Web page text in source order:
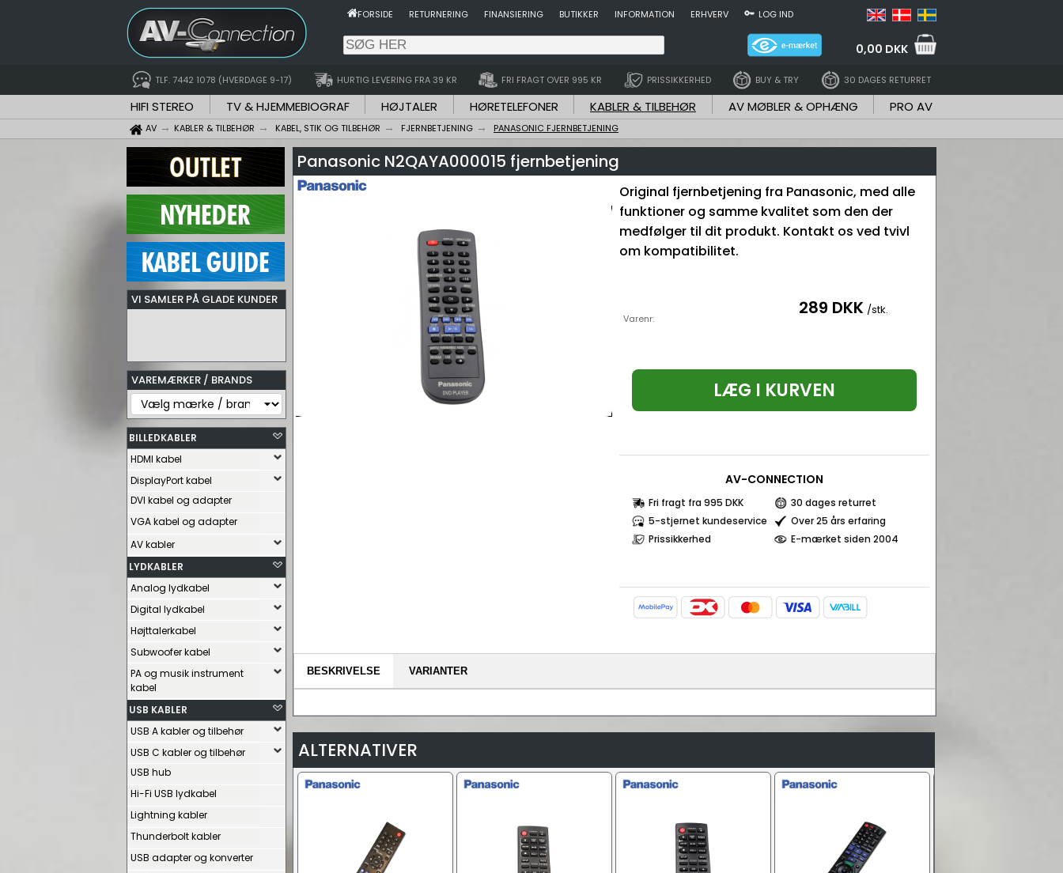
FORSIDE RETURNERING FINANSIERING BUTIKKER INFORMATION ERHVERV LOG IND
0,00 DKK
TLF. 7442 1078 (HVERDAGE 9-17) HURTIG LEVERING FRA 39 KR FRI FRAGT OVER 995 KR PRISSIKKERHED BUY & TRY 30 DAGES RETURRET
HIFI STEREO TV & HJEMMEBIOGRAF HØJTALER HØRETELEFONER KABLER & TILBEHØR AV MØBLER & OPHÆNG PRO AV
AV KABLER & TILBEHØR KABEL, STIK OG TILBEHØR FJERNBETJENING PANASONIC FJERNBETJENING
VI SAMLER PÅ GLADE KUNDER
VAREMÆRKER / BRANDS
BILLEDKABLER
HDMI kabel
DisplayPort kabel
DVI kabel og adapter
VGA kabel og adapter
AV kabler
LYDKABLER
Analog lydkabel
Digital lydkabel
Højttalerkabel
Subwoofer kabel
PA og musik instrument
kabel
USB KABLER
USB A kabler og tilbehør
USB C kabler og tilbehør
USB hub
Hi-Fi USB lydkabel
Lightning kabler
Thunderbolt kabler
USB adapter og konverter
Panasonic N2QAYA000015 fjernbetjening
Original fjernbetjening fra Panasonic, med alle
funktioner og samme kvalitet som den der
medfølger til dit produkt. Kontakt os ved tvivl
om kompatibilitet.
Varenr: 289 DKK /stk.
LÆG I KURVEN
AV-CONNECTION
Fri fragt fra 995 DKK
30 dages returret
5-stjernet kundeservice
Over 25 års erfaring
Prissikkerhed
E-mærket siden 2004
BESKRIVELSE VARIANTER
ALTERNATIVER